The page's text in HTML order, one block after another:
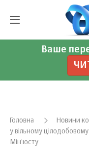
Ваше
Головна Новини
у вільному
Мін’юсту